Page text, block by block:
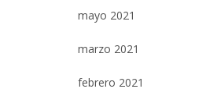
mayo 2021
marzo 2021
febrero 2021